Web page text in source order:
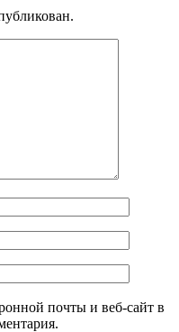
почты и веб-сайт в